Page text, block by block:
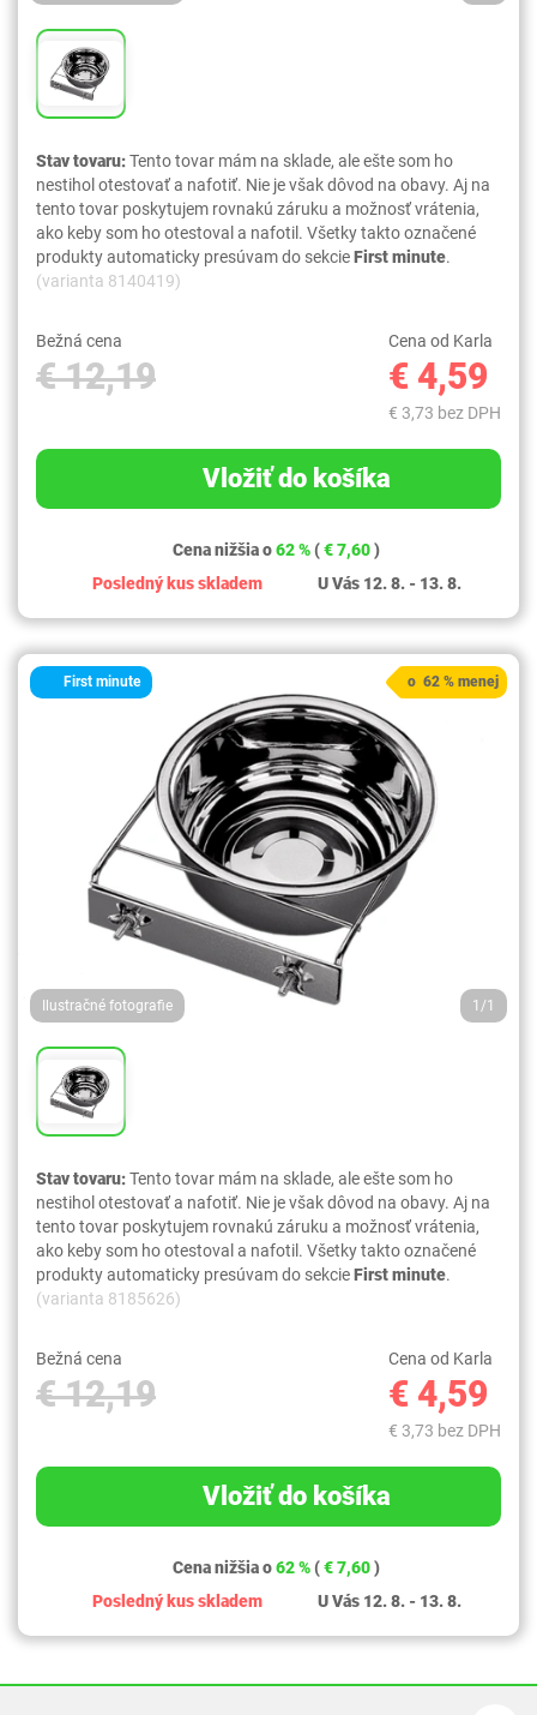
Stav tovaru:Tento tovar mám na sklade, ale ešte som ho
nestihol otestovať a nafotiť. Nie je však dôvod na obavy. Aj na
tento tovar poskytujem rovnakú záruku a možnosť vrátenia,
ako keby som ho otestoval a nafotil. Všetky takto označené
produkty automaticky presúvam do sekcieFirst minute.
(varianta 8140419)
Bežná cena
€ 12,19
Cena od Karla
€ 4,59
€ 3,73 bez DPH
Vložiť do košíka
Cena nižšia o62 % (€ 7,60)
Posledný kus skladem
U Vás 12. 8. - 13. 8.
First minute
Ilustračné fotografie 1/1
o 62 % menej
Stav tovaru:Tento tovar mám na sklade, ale ešte som ho
nestihol otestovať a nafotiť. Nie je však dôvod na obavy. Aj na
tento tovar poskytujem rovnakú záruku a možnosť vrátenia,
ako keby som ho otestoval a nafotil. Všetky takto označené
produkty automaticky presúvam do sekcieFirst minute.
(varianta 8185626)
Bežná cena
€ 12,19
Cena od Karla
€ 4,59
€ 3,73 bez DPH
Vložiť do košíka
Cena nižšia o62 % (€ 7,60)
Posledný kus skladem
U Vás 12. 8. - 13. 8.